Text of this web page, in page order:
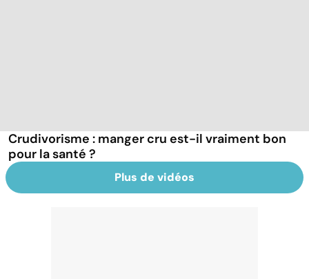
Crudivorisme : manger cru est-il vraiment bon
pour la santé ?
Plus de vidéos